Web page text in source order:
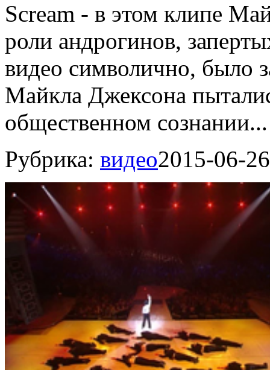
Scream - в этом клипе
роли андрогинов,
видео символично, было
Майкла Джексона
общественном сознании...
Рубрика: видео2015-06-26